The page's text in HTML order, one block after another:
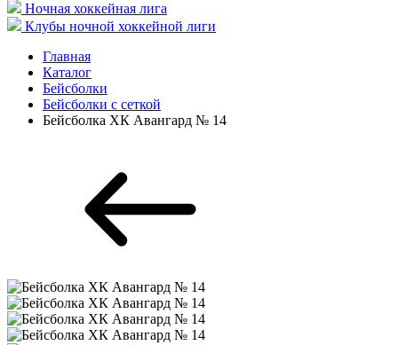
Ночная хоккейная лига
Клубы ночной хоккейной лиги
Главная
Каталог
Бейсболки
Бейсболки с сеткой
Бейсболка ХК Авангард № 14